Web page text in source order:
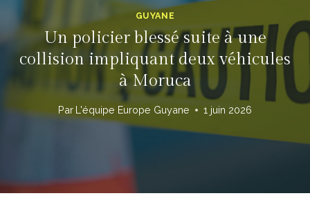
GUYANE
Un policier blessé suite à une
collision impliquant deux véhicules
à Moruca
Par L'équipe Europe Guyane 1 juin 2026